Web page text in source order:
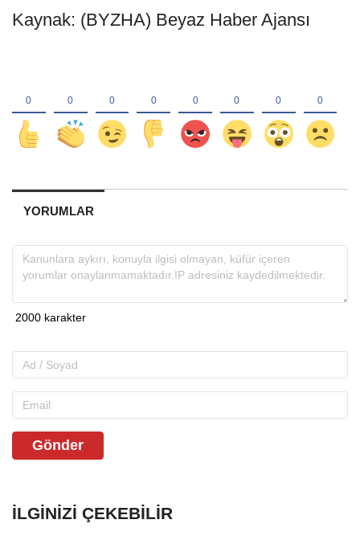
Kaynak: (BYZHA) Beyaz Haber Ajansı
YORUMLAR
Gönder
İLGINIZI ÇEKEBILIR